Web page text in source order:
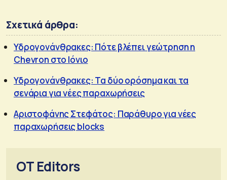
Σχετικά άρθρα:
Υδρογονάνθρακες: Πότε βλέπει γεώτρηση η
Chevron στο Ιόνιο
Υδρογονάνθρακες: Τα δύο ορόσημα και τα
σενάρια για νέες παραχωρήσεις
Αριστοφάνης Στεφάτος: Παράθυρο για νέες
παραχωρήσεις blocks
OT Editors